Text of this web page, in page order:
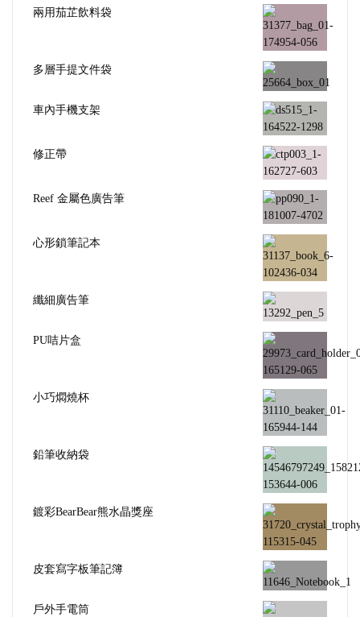
兩用茄芷飲料袋
多層手提文件袋
車內手機支架
修正帶
Reef 金屬色廣告筆
心形鎖筆記本
纖細廣告筆
PU咭片盒
小巧燜燒杯
鉛筆收納袋
鍍彩BearBear熊水晶獎座
皮套寫字板筆記簿
戶外手電筒